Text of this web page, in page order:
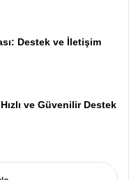
Destek ve İletişim
ve Güvenilir Destek